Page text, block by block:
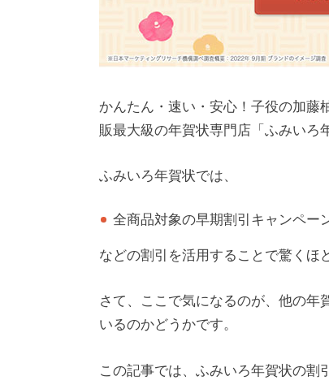
かんたん・速い・安心！子役の加藤
販最大級の年賀状専門店「ふみいろ
ふみいろ年賀状では、
全商品対象の早期割引キャンペー
などの割引を活用することで驚くほ
さて、ここで気になるのが、他の年
いるのかどうかです。
この記事では、ふみいろ年賀状の割